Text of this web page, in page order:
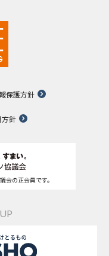
保護方針
方針
会の正会員です。